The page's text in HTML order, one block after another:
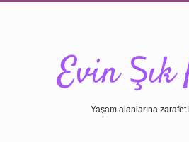
Evin Şık
Yaşam alanlarına